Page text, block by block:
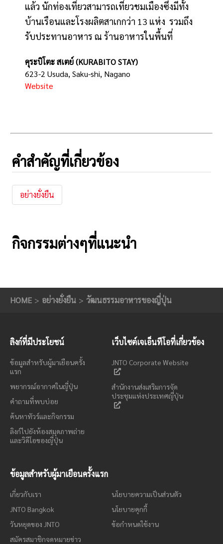
แล้ว นักท่องเที่ยวสามารถเที่ยวชมเมืองซึ่งมีทั้ง
บ้านเรือนและโรงผลิตสาเกกว่า 13 แห่ง รวมถึง
รับประทานอาหาร ณ ร้านอาหารในพื้นที่
คุระบิโตะ สเตย์ (KURABITO STAY)
623-2 Usuda, Saku-shi, Nagano
Website
คำสำคัญที่เกี่ยวข้อง
อย่างยั่งยืน
กิจกรรมต่างๆที่แนะนำ
HOME อย่างยั่งยืน วัฒนธรรมอาหารของญี่ปุ่น
ลิงก์ที่มีประโยชน์
ข้อมูลสำหรับผู้มาเยือนครั้ง
แรก
พยากรณ์อากาศในญี่ปุ่น
คำถามที่พบบ่อย
ค้นหาทัวร์และกิจกรรม
ลิงก์ไปยังห้องสมุดภาพถ่าย
และวิดีโอของญี่ปุ่น
เว็บไซต์เจเอ็นทีโอที่เกี่ยวข้อง
JNTO Corporate Website
สำนักงานส่งเสริมการจัด
ประชุมแห่งประเทศญี่ปุ่น
ข้อมูลสำหรับผู้มาเยือนครั้งแรก
เกี่ยวกับเรา
JNTO Bangkok
วันหยุดของ JNTO
สมัครสมาชิกจดหมายข่าว
นโยบายความเป็นส่วนตัว
นโยบายคุกกี้
ข้อกำหนดใช้งาน